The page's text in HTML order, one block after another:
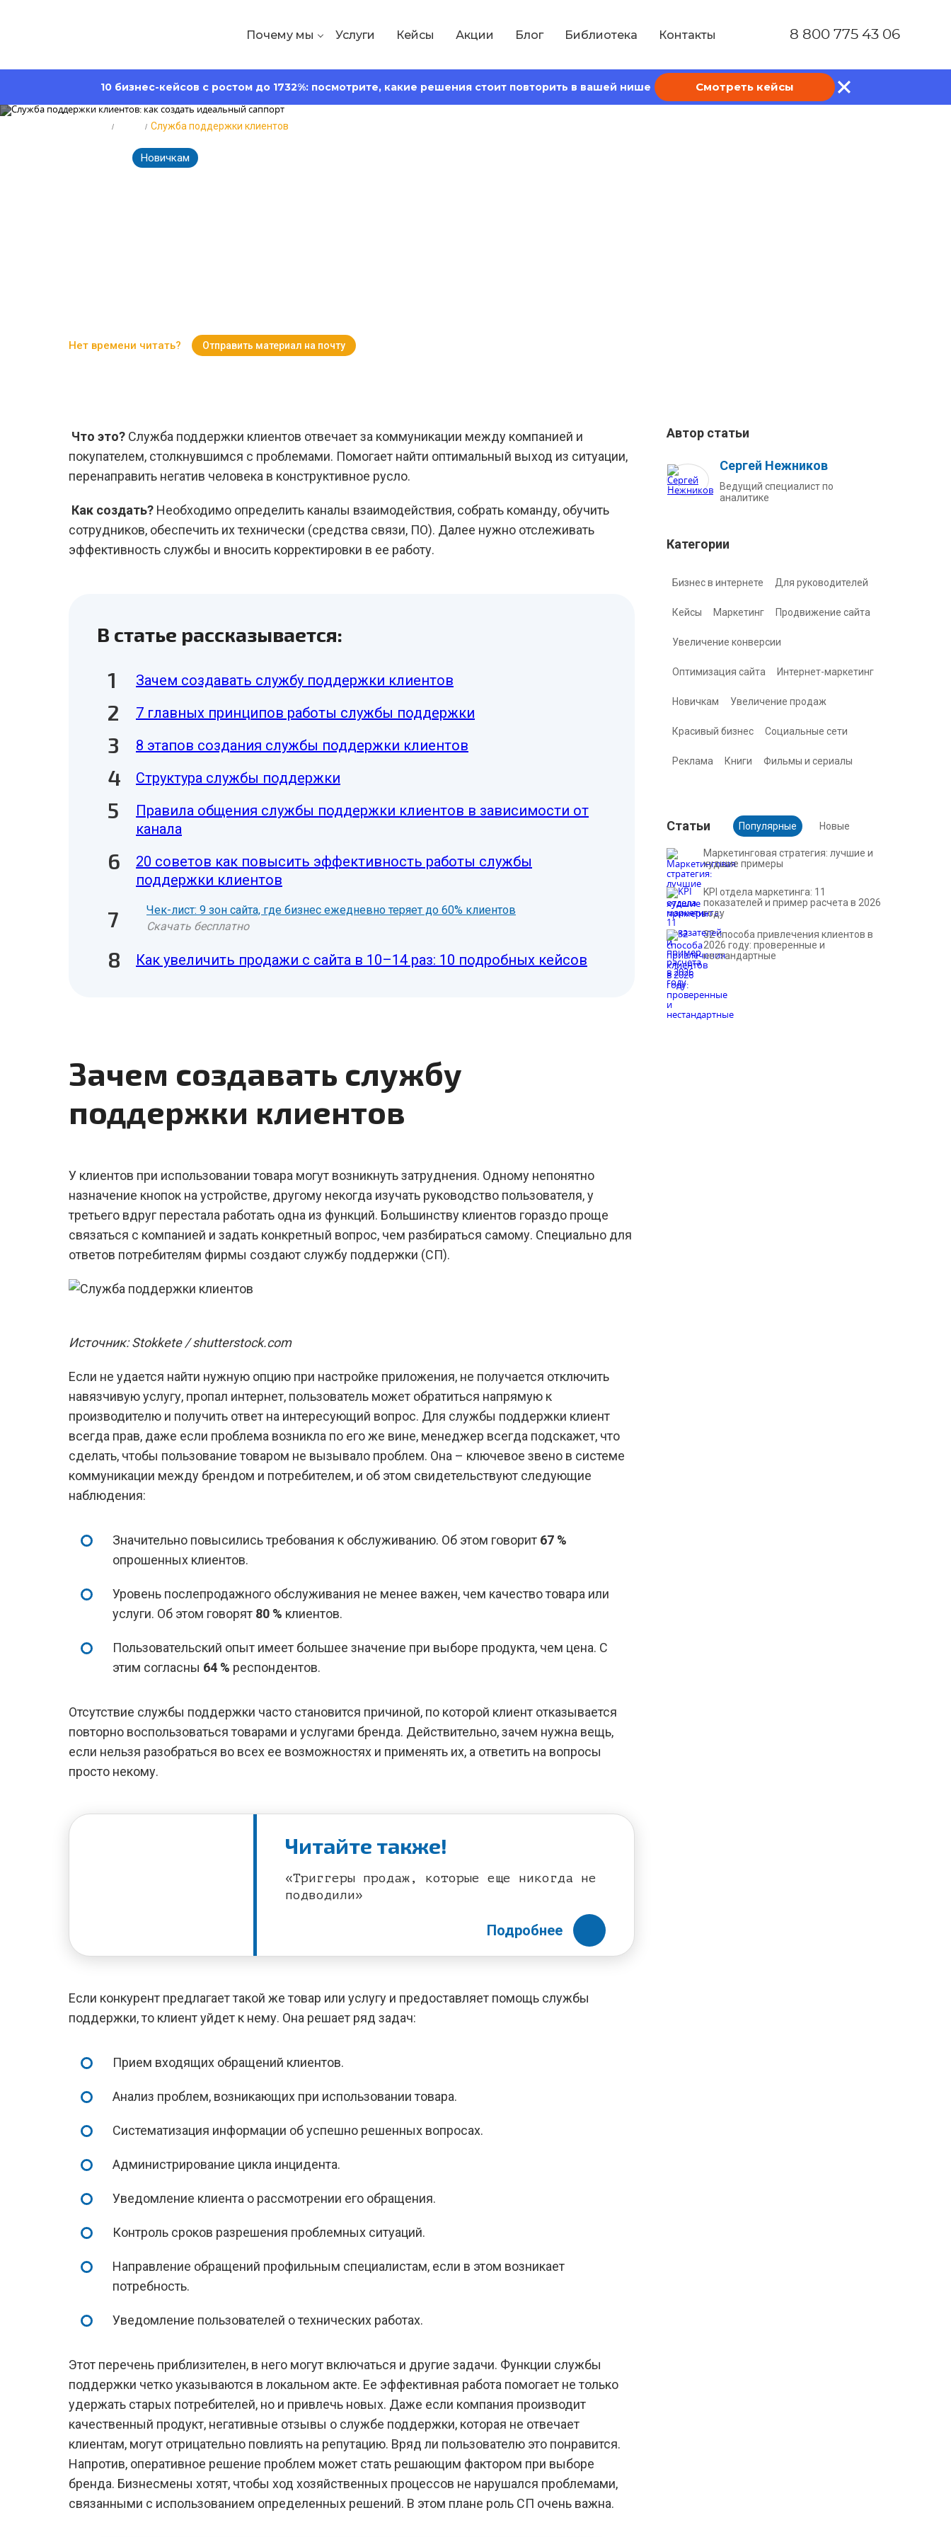
Почему мы Услуги Кейсы Акции Блог Библиотека Контакты 8 800 775 43 06
10 бизнес-кейсов с ростом до 1732%: посмотрите, какие решения стоит повторить в вашей нише Смотреть кейсы
Служба поддержки клиентов
Новичкам
Нет времени читать? Отправить материал на почту
Что это? Служба поддержки клиентов отвечает за коммуникации между компанией и
покупателем, столкнувшимся с проблемами. Помогает найти оптимальный выход из ситуации,
перенаправить негатив человека в конструктивное русло.
Как создать? Необходимо определить каналы взаимодействия, собрать команду, обучить
сотрудников, обеспечить их технически (средства связи, ПО). Далее нужно отслеживать
эффективность службы и вносить корректировки в ее работу.
В статье рассказывается:
Зачем создавать службу поддержки клиентов
7 главных принципов работы службы поддержки
8 этапов создания службы поддержки клиентов
Структура службы поддержки
Правила общения службы поддержки клиентов в зависимости от
канала
20 советов как повысить эффективность работы службы
поддержки клиентов
Чек-лист: 9 зон сайта, где бизнес ежедневно теряет до 60% клиентов
Скачать бесплатно
Как увеличить продажи с сайта в 10–14 раз: 10 подробных кейсов
Зачем создавать службу
поддержки клиентов
У клиентов при использовании товара могут возникнуть затруднения. Одному непонятно
назначение кнопок на устройстве, другому некогда изучать руководство пользователя, у
третьего вдруг перестала работать одна из функций. Большинству клиентов гораздо проще
связаться с компанией и задать конкретный вопрос, чем разбираться самому. Специально для
ответов потребителям фирмы создают службу поддержки (СП).
Источник: Stokkete / shutterstock.com
Если не удается найти нужную опцию при настройке приложения, не получается отключить
навязчивую услугу, пропал интернет, пользователь может обратиться напрямую к
производителю и получить ответ на интересующий вопрос. Для службы поддержки клиент
всегда прав, даже если проблема возникла по его же вине, менеджер всегда подскажет, что
сделать, чтобы пользование товаром не вызывало проблем. Она – ключевое звено в системе
коммуникации между брендом и потребителем, и об этом свидетельствуют следующие
наблюдения:
Значительно повысились требования к обслуживанию. Об этом говорит 67 %
опрошенных клиентов.
Уровень послепродажного обслуживания не менее важен, чем качество товара или
услуги. Об этом говорят 80 % клиентов.
Пользовательский опыт имеет большее значение при выборе продукта, чем цена. С
этим согласны 64 % респондентов.
Отсутствие службы поддержки часто становится причиной, по которой клиент отказывается
повторно воспользоваться товарами и услугами бренда. Действительно, зачем нужна вещь,
если нельзя разобраться во всех ее возможностях и применять их, а ответить на вопросы
просто некому.
Читайте также!
«Триггеры продаж, которые еще никогда не
подводили»
Подробнее
Если конкурент предлагает такой же товар или услугу и предоставляет помощь службы
поддержки, то клиент уйдет к нему. Она решает ряд задач:
Прием входящих обращений клиентов.
Анализ проблем, возникающих при использовании товара.
Систематизация информации об успешно решенных вопросах.
Администрирование цикла инцидента.
Уведомление клиента о рассмотрении его обращения.
Контроль сроков разрешения проблемных ситуаций.
Направление обращений профильным специалистам, если в этом возникает
потребность.
Уведомление пользователей о технических работах.
Этот перечень приблизителен, в него могут включаться и другие задачи. Функции службы
поддержки четко указываются в локальном акте. Ее эффективная работа помогает не только
удержать старых потребителей, но и привлечь новых. Даже если компания производит
качественный продукт, негативные отзывы о службе поддержки, которая не отвечает
клиентам, могут отрицательно повлиять на репутацию. Вряд ли пользователю это понравится.
Напротив, оперативное решение проблем может стать решающим фактором при выборе
бренда. Бизнесмены хотят, чтобы ход хозяйственных процессов не нарушался проблемами,
связанными с использованием определенных решений. В этом плане роль СП очень важна.
Автор статьи
Сергей Нежников
Ведущий специалист по
аналитике
Категории
Бизнес в интернете Для руководителей
Кейсы Маркетинг Продвижение сайта
Увеличение конверсии
Оптимизация сайта Интернет-маркетинг
Новичкам Увеличение продаж
Красивый бизнес Социальные сети
Реклама Книги Фильмы и сериалы
Cтатьи Популярные Новые
Маркетинговая стратегия: лучшие и
худшие примеры
KPI отдела маркетинга: 11
показателей и пример расчета в 2026
году
32 способа привлечения клиентов в
2026 году: проверенные и
нестандартные